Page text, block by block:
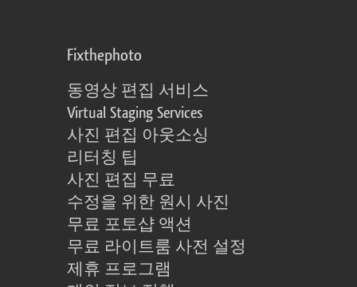
Fixthephoto
동영상 편집 서비스
Virtual Staging Services
사진 편집 아웃소싱
리터칭 팁
사진 편집 무료
수정을 위한 원시 사진
무료 포토샵 액션
무료 라이트룸 사전 설정
제휴 프로그램